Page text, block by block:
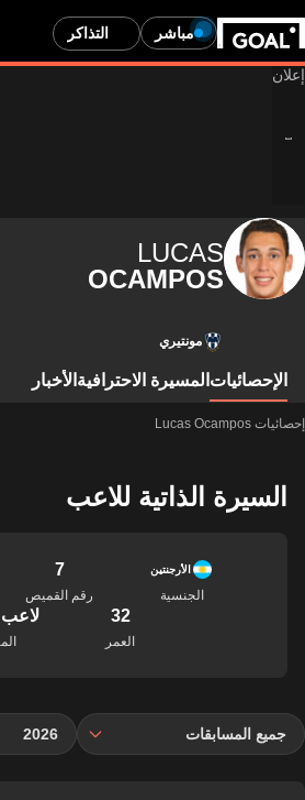
مباشر التذاكر
LUCAS
OCAMPOS
مونتيري
الإحصائيات المسيرة الاحترافية الأخبار
إحصائيات Lucas Ocampos
السيرة الذاتية للاعب
الأرجنتين
الجنسية
7
رقم القميص
32
العمر
جميع المسابقات 2026